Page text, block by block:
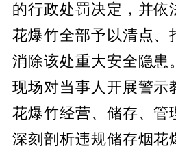
的行政处罚决定，并依
花爆竹全部予以清点、
消除该处重大安全隐患
现场对当事人开展警示
花爆竹经营、储存、管
深刻剖析违规储存烟花